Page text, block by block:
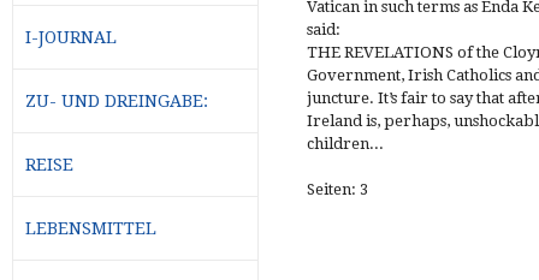
Vatican in such terms as Enda
said:
THE REVELATIONS of the
Government, Irish Catholics
juncture. It’s fair to say that
Ireland is, perhaps,
children...
Seiten: 3
I-JOURNAL
ZU- UND DREINGABE:
REISE
LEBENSMITTEL